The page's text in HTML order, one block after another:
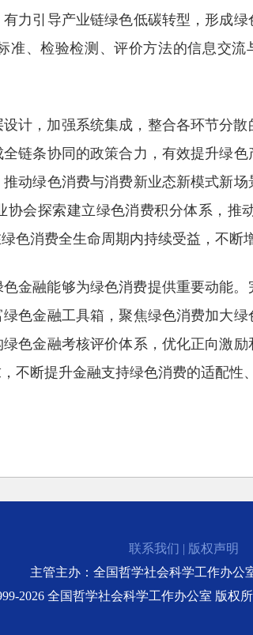
力引导产业链绿色低碳转型，形成
准、检验检测、评价方法的信息交
计，加强系统集成，整合各环节分
链条协同的政策合力，有效提升绿
动绿色消费与消费新业态新模式新
会探索建立绿色消费积分体系，
色消费全生命周期内持续受益，不断
金融能够为绿色消费提供重要动能
色金融工具箱，聚焦绿色消费加大
色金融考核评价体系，优化正向激
不断提升金融支持绿色消费的适配性
联系我们 | 版权声明
主管主办：全国哲学社会科学工作办公
2026 全国哲学社会科学工作办公室 版权